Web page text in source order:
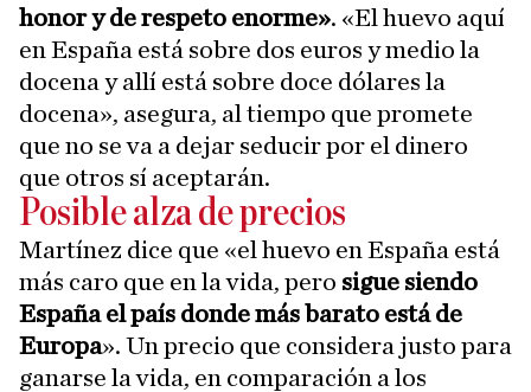
honor y de respeto enorme». «El huevo aquí
en España está sobre dos euros y medio la
docena y allí está sobre doce dólares la
docena», asegura, al tiempo que promete
que no se va a dejar seducir por el dinero
que otros sí aceptarán.
Posible alza de precios
Martínez dice que «el huevo en España está
más caro que en la vida, pero sigue siendo
España el país donde más barato está de
Europa». Un precio que considera justo para
ganarse la vida, en comparación a los